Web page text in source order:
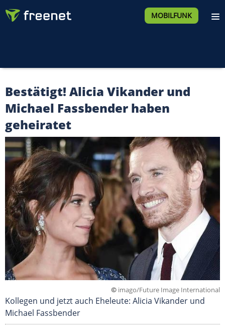
MOBILFUNK
Bestätigt! Alicia Vikander und
Michael Fassbender haben
geheiratet
© imago/Future Image International
Kollegen und jetzt auch Eheleute: Alicia Vikander und
Michael Fassbender